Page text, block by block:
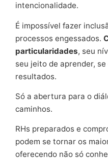
intencionalidade.
É impossível fazer
processos engessados.
particularidades, seu
seu jeito de aprender,
resultados.
Só a abertura para o
caminhos.
RHs preparados e
podem se tornar os
oferecendo não só